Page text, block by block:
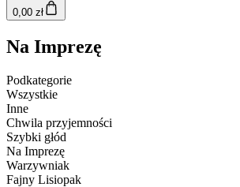
0,00 zł
Na Imprezę
Podkategorie
Wszystkie
Inne
Chwila przyjemności
Szybki głód
Na Imprezę
Warzywniak
Fajny Lisiopak